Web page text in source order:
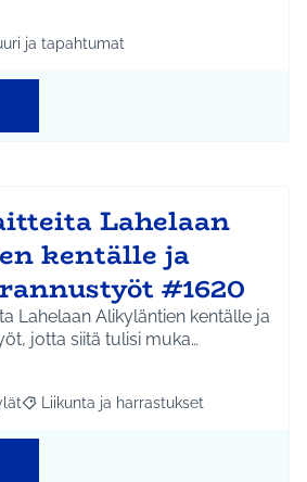
mukaan: Riihikallio
teeman mukaan: Kulttuuri ja
ja tapahtumat
Lahelaan
kentälle ja
#1620
Lahelaan Alikyläntien kentälle ja
jotta siitä tulisi muka…
mukaan: Etelä-Tuusulan kylät
Rajaa tulokset teeman mukaan:
Liikunta ja harrastukset